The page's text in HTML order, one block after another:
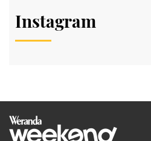
Instagram